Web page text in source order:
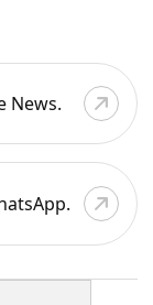
News.